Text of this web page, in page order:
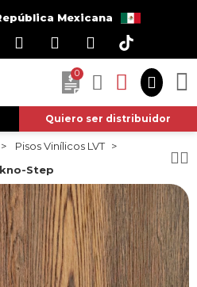
Mexicana
0
Quiero ser distribuidor
Pisos Vinílicos LVT
Step